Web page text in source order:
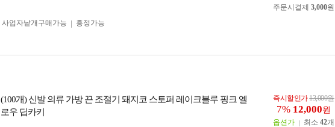
주문시결제 3,000원
사업자 낱개구매가능
흥정가능
(100개) 신발 의류 가방 끈 조절기 돼지코 스토퍼 레이크블루 핑크 옐
로우 딥카키
즉시할인가13,000원
7% 12,000원
옵션가 최소 42개